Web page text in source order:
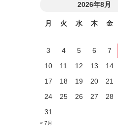
2026年8月
月 火 水 木 金
3
4 5 6 7
10
11 12 13 14
17
18 19 20 21
24
25 26 27 28
31
« 7月